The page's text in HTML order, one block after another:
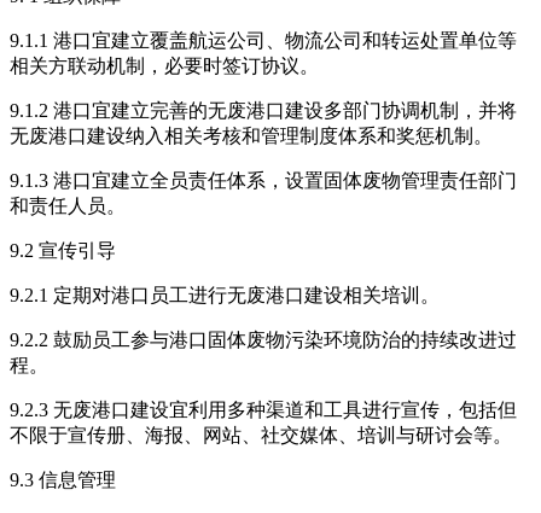
9.1.1 港口宜建立覆盖航运公司、物流公司和转运处置单位等
相关方联动机制，必要时签订协议。
9.1.2 港口宜建立完善的无废港口建设多部门协调机制，并将
无废港口建设纳入相关考核和管理制度体系和奖惩机制。
9.1.3 港口宜建立全员责任体系，设置固体废物管理责任部门
和责任人员。
9.2 宣传引导
9.2.1 定期对港口员工进行无废港口建设相关培训。
9.2.2 鼓励员工参与港口固体废物污染环境防治的持续改进过
程。
9.2.3 无废港口建设宜利用多种渠道和工具进行宣传，包括但
不限于宣传册、海报、网站、社交媒体、培训与研讨会等。
9.3 信息管理